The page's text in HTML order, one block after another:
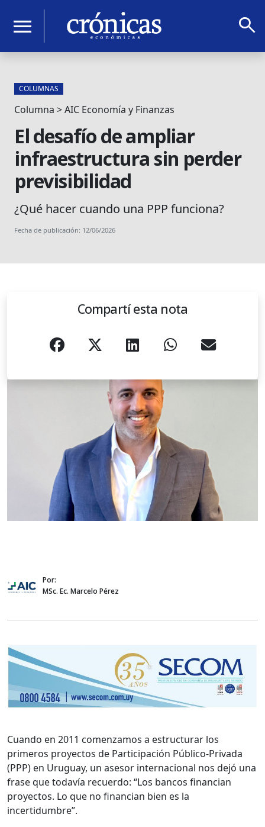
menu search
COLUMNAS
Columna > AIC Economía y Finanzas
El desafío de ampliar
infraestructura sin perder
previsibilidad
¿Qué hacer cuando una PPP funciona?
Fecha de publicación: 12/06/2026
Compartí esta nota
Por:
MSc. Ec. Marcelo Pérez
Cuando en 2011 comenzamos a estructurar los
primeros proyectos de Participación Público-Privada
(PPP) en Uruguay, un asesor internacional nos dejó una
frase que todavía recuerdo: “Los bancos financian
proyectos. Lo que no financian bien es la
incertidumbre”.